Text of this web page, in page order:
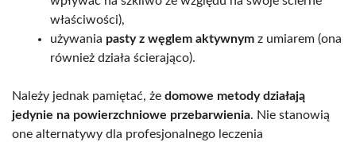
właściwości),
używania pasty z węglem aktywnym z umiarem (ona
również działa ścierająco).
Należy jednak pamiętać, że domowe metody działają
jedynie na powierzchniowe przebarwienia. Nie stanowią
one alternatywy dla profesjonalnego leczenia